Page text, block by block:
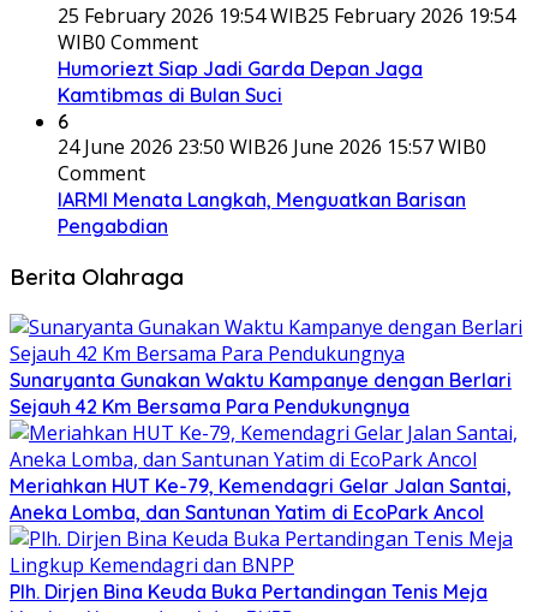
25 February 2026 19:54 WIB25 February 2026 19:54
WIB0 Comment
Humoriezt Siap Jadi Garda Depan Jaga
Kamtibmas di Bulan Suci
6
24 June 2026 23:50 WIB26 June 2026 15:57 WIB0
Comment
IARMI Menata Langkah, Menguatkan Barisan
Pengabdian
Berita Olahraga
Sunaryanta Gunakan Waktu Kampanye dengan Berlari
Sejauh 42 Km Bersama Para Pendukungnya
Meriahkan HUT Ke-79, Kemendagri Gelar Jalan Santai,
Aneka Lomba, dan Santunan Yatim di EcoPark Ancol
Plh. Dirjen Bina Keuda Buka Pertandingan Tenis Meja